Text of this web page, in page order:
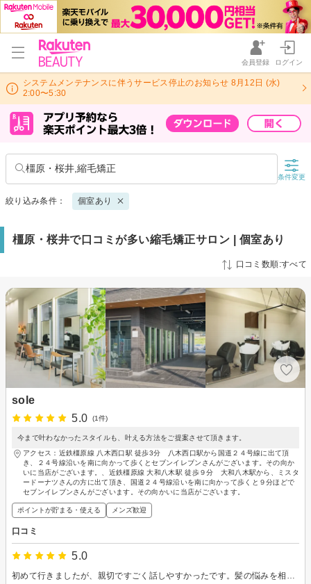
会員登録 ログイン
システムメンテナンスに伴うサービス停止のお知らせ 8月12日 (水)
2:00〜5:30
橿原・桜井,縮毛矯正
条件変更
絞り込み条件： 個室あり
橿原・桜井で口コミが多い縮毛矯正サロン | 個室あり
口コミ数順:すべて
sole
5.0
(1件)
今まで叶わなかったスタイルも、叶える方法をご提案させて頂きます。
アクセス：近鉄橿原線 八木西口駅 徒歩3分 八木西口駅から国道２４号線に出て頂
き、２４号線沿いを南に向かって歩くとセブンイレブンさんがございます。その向か
いに当店がございます。、近鉄橿原線 大和八木駅 徒歩９分 大和八木駅から、ミスタ
ードーナツさんの方に出て頂き、国道２４号線沿いを南に向かって歩くと９分ほどで
セブンイレブンさんがございます。その向かいに当店がございます。
ポイントが貯まる・使える メンズ歓迎
口コミ
5.0